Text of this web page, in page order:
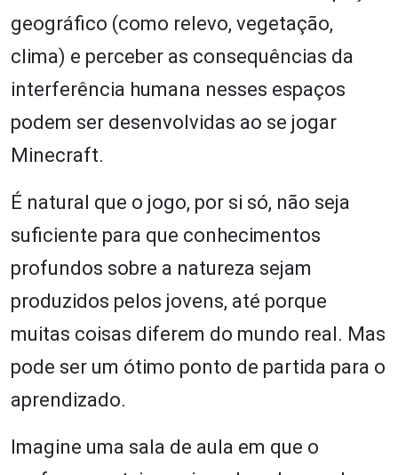
geográfico (como relevo, vegetação,
clima) e perceber as consequências da
interferência humana nesses espaços
podem ser desenvolvidas ao se jogar
Minecraft.
É natural que o jogo, por si só, não seja
suficiente para que conhecimentos
profundos sobre a natureza sejam
produzidos pelos jovens, até porque
muitas coisas diferem do mundo real. Mas
pode ser um ótimo ponto de partida para o
aprendizado.
Imagine uma sala de aula em que o